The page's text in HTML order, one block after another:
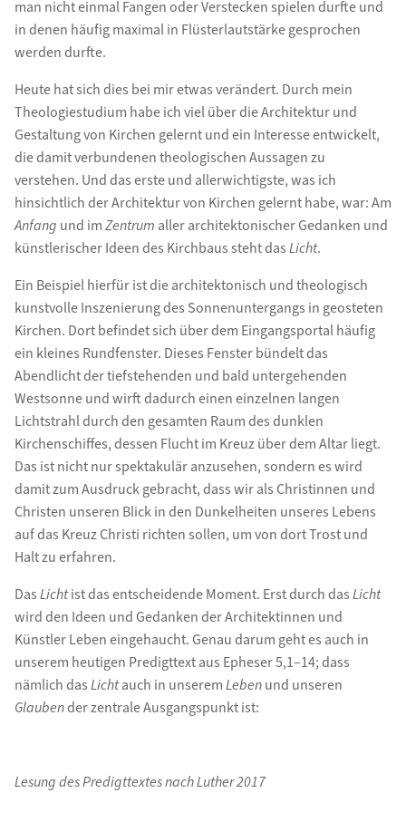
man nicht einmal Fangen oder Verstecken spielen durfte und
in denen häufig maximal in Flüsterlautstärke gesprochen
werden durfte.
Heute hat sich dies bei mir etwas verändert. Durch mein
Theologiestudium habe ich viel über die Architektur und
Gestaltung von Kirchen gelernt und ein Interesse entwickelt,
die damit verbundenen theologischen Aussagen zu
verstehen. Und das erste und allerwichtigste, was ich
hinsichtlich der Architektur von Kirchen gelernt habe, war: Am
Anfang und imZentrum aller architektonischer Gedanken und
künstlerischer Ideen des Kirchbaus steht dasLicht.
Ein Beispiel hierfür ist die architektonisch und theologisch
kunstvolle Inszenierung des Sonnenuntergangs in geosteten
Kirchen. Dort befindet sich über dem Eingangsportal häufig
ein kleines Rundfenster. Dieses Fenster bündelt das
Abendlicht der tiefstehenden und bald untergehenden
Westsonne und wirft dadurch einen einzelnen langen
Lichtstrahl durch den gesamten Raum des dunklen
Kirchenschiffes, dessen Flucht im Kreuz über dem Altar liegt.
Das ist nicht nur spektakulär anzusehen, sondern es wird
damit zum Ausdruck gebracht, dass wir als Christinnen und
Christen unseren Blick in den Dunkelheiten unseres Lebens
auf das Kreuz Christi richten sollen, um von dort Trost und
Halt zu erfahren.
DasLichtist das entscheidende Moment. Erst durch dasLicht
wird den Ideen und Gedanken der Architektinnen und
Künstler Leben eingehaucht. Genau darum geht es auch in
unserem heutigen Predigttext aus Epheser 5,1–14; dass
nämlich dasLichtauch in unseremLebenund unseren
Glaubender zentrale Ausgangspunkt ist:
Lesung des Predigttextes nach Luther 2017